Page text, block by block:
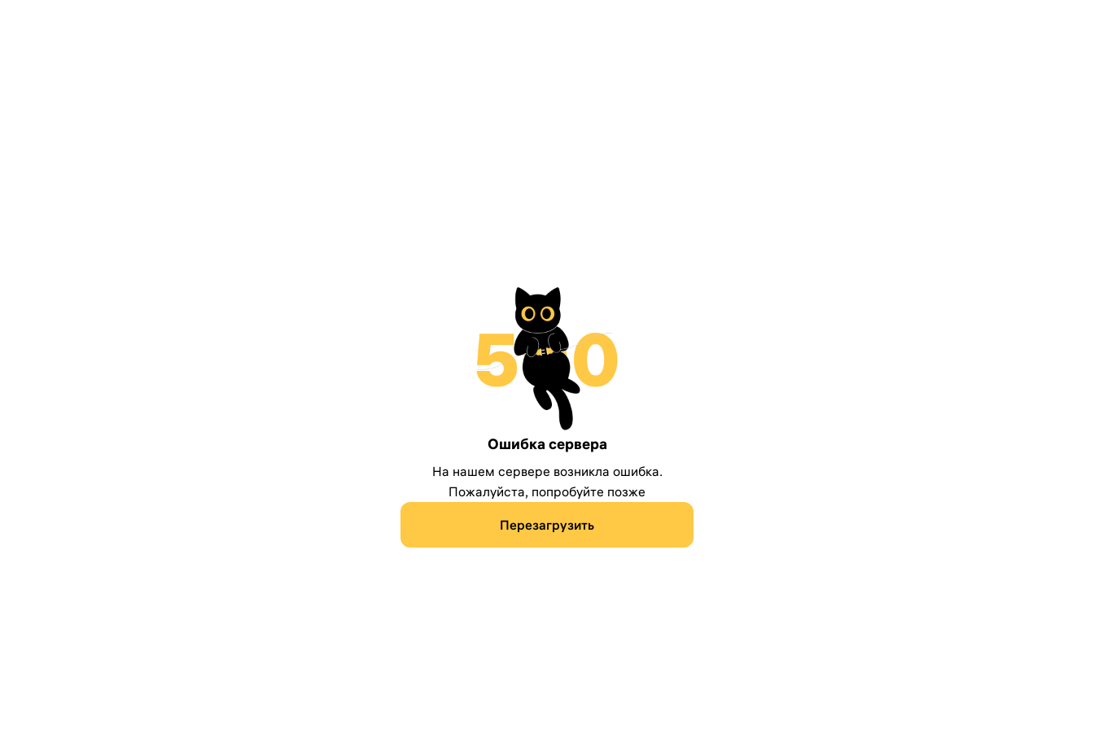
Ошибка сервера
На нашем сервере возникла ошибка.
Пожалуйста, попробуйте позже
Перезагрузить